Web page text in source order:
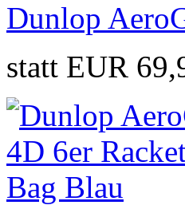
Dunlop
statt EUR